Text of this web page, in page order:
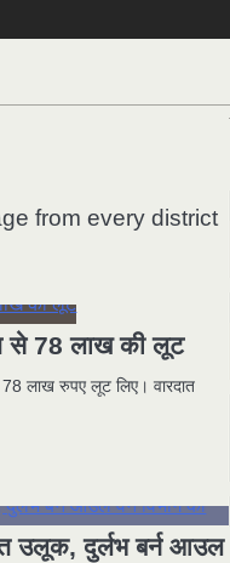
from every district
से 78 लाख की लूट
लाख रुपए लूट लिए। वारदात
उलूक, दुर्लभ बर्न आउल